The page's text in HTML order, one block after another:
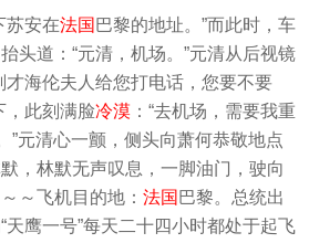
苏安在法国 巴黎的地址。”而此时，车
头道：“元清，机场。”元清从后视镜
才海伦夫人给您打电话，您要不要
此刻满脸冷漠 ：“去机场，需要我重
”元清心一颤，侧头向萧何恭敬地点
，林默无声叹息，一脚油门，驶向
～飞机目的地： 法国 巴黎。总统出
天鹰一号”每天二十四小时都处于起飞